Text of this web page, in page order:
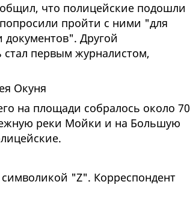
что полицейские подошли
пройти с ними "для
документов". Другой
стал первым журналистом,
на площади собралось около 70
реки Мойки и на Большую
"Z". Корреспондент